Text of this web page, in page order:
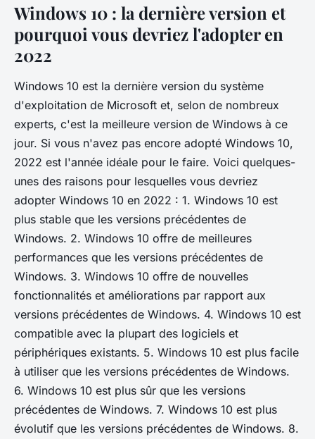
Windows 10 : la dernière version et
pourquoi vous devriez l'adopter en
2022
Windows 10 est la dernière version du système
d'exploitation de Microsoft et, selon de nombreux
experts, c'est la meilleure version de Windows à ce
jour. Si vous n'avez pas encore adopté Windows 10,
2022 est l'année idéale pour le faire. Voici quelques-
unes des raisons pour lesquelles vous devriez
adopter Windows 10 en 2022 : 1. Windows 10 est
plus stable que les versions précédentes de
Windows. 2. Windows 10 offre de meilleures
performances que les versions précédentes de
Windows. 3. Windows 10 offre de nouvelles
fonctionnalités et améliorations par rapport aux
versions précédentes de Windows. 4. Windows 10 est
compatible avec la plupart des logiciels et
périphériques existants. 5. Windows 10 est plus facile
à utiliser que les versions précédentes de Windows.
6. Windows 10 est plus sûr que les versions
précédentes de Windows. 7. Windows 10 est plus
évolutif que les versions précédentes de Windows. 8.